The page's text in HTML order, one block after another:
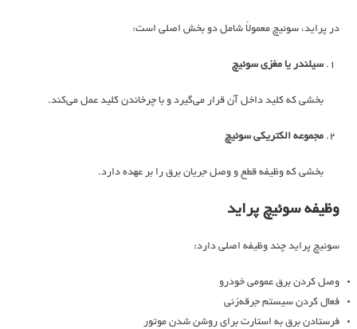
در پراید، سوئیچ معمولاً شامل دو بخش اصلی است:
سیلندر یا مغزی سوئیچ
بخشی که کلید داخل آن قرار می‌گیرد و با چرخاندن کلید عمل می‌کند.
مجموعه الکتریکی سوئیچ
بخشی که وظیفه قطع و وصل جریان برق را بر عهده دارد.
وظیفه سوئیچ پراید
سوئیچ پراید چند وظیفه اصلی دارد:
وصل کردن برق عمومی خودرو
فعال کردن سیستم جرقه‌زنی
فرستادن برق به استارت برای روشن شدن موتور